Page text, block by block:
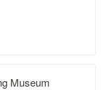
Museum